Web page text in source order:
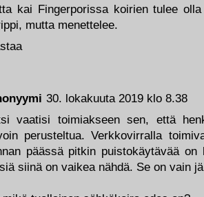
30. lokakuuta 2019 klo 8.38
vaatisi toimiakseen sen, että
perusteltua. Verkkovirralla
päässä pitkin puistokäytävää
siinä on vaikea nähdä. Se on vain
kai Fingerporissa koirien tulee
mutta menettelee.